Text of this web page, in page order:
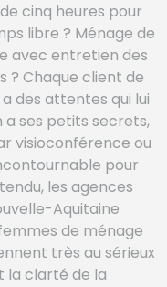
cinq heures pour
libre ? Ménage de
avec entretien des
? Chaque client de
des attentes qui lui
ses petits secrets,
visioconférence ou
pour
les agences
Aquitaine
de ménage
très au sérieux
la clarté de la